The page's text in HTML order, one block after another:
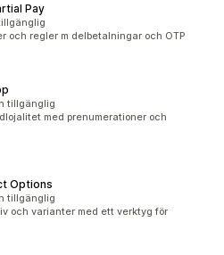
Pay
och regler m delbetalningar och OTP
tillgänglig
med prenumerationer och
Options
tillgänglig
och varianter med ett verktyg för